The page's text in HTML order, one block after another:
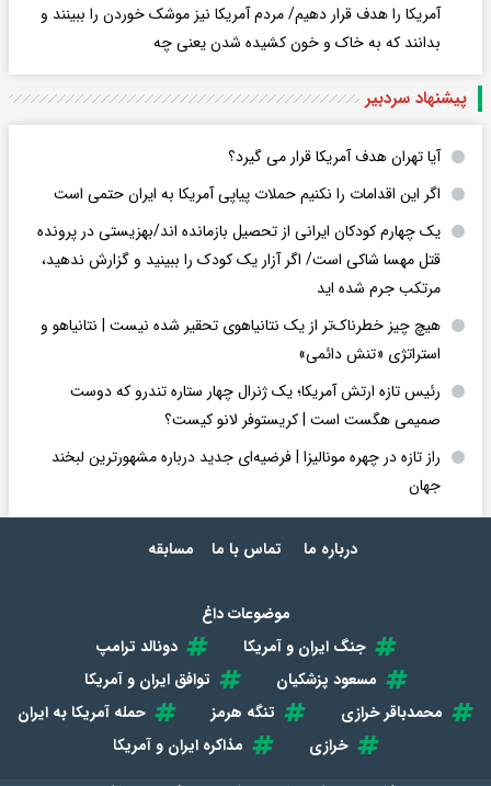
آمریکا را هدف قرار دهیم/ مردم آمریکا نیز موشک خوردن را ببینند و
بدانند که به خاک و خون کشیده شدن یعنی چه
پیشنهاد سردبیر
آیا تهران هدف آمریکا قرار می گیرد؟
اگر این اقدامات را نکنیم حملات پیاپی آمریکا به ایران حتمی است
یک چهارم کودکان ایرانی از تحصیل بازمانده اند/بهزیستی در پرونده
قتل مهسا شاکی است/ اگر آزار یک کودک را ببینید و گزارش ندهید،
مرتکب جرم شده اید
هیچ چیز خطرناک‌تر از یک نتانیاهوی تحقیر شده نیست | نتانیاهو و
استراتژی «تنش دائمی»
رئیس تازه ارتش آمریکا؛ یک ژنرال چهار ستاره تندرو که دوست
صمیمی هگست است | کریستوفر لانو کیست؟
راز تازه در چهره مونالیزا | فرضیه‌ای جدید درباره مشهورترین لبخند
جهان
درباره ما تماس با ما مسابقه
موضوعات داغ
جنگ ایران و آمریکا
دونالد ترامپ
مسعود پزشکیان
توافق ایران و آمریکا
محمدباقر خرازی
تنگه هرمز
حمله آمریکا به ایران
خرازی
مذاکره ایران و آمریکا